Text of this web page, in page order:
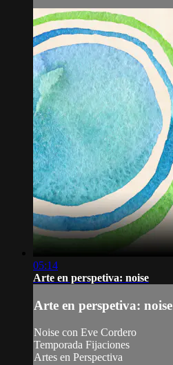
05:14
Arte en perspetiva: noise
Arte en perspetiva: noise
Noise con Eve Cordero
Temporada Fijaciones
Artes en Perspectiva